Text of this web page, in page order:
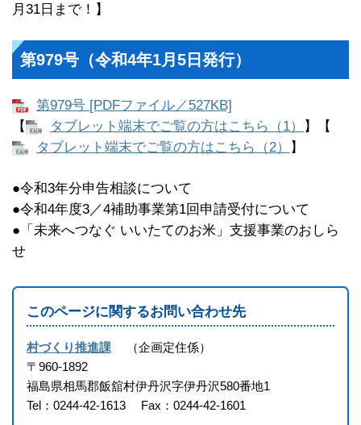
月31日まで！】
第979号（令和4年1月5日発行）
第979号 [PDFファイル／527KB]
【
タブレット端末でご覧の方はこちら（1）
】【
タブレット端末でご覧の方はこちら（2）
】
●令和3年分申告相談について
●令和4年度3／4補助事業第1回申請受付について
●「未来へつなぐ いいたてのお米」支援事業のおしら
せ
このページに関するお問い合わせ先
村づくり推進課
企画定住係
〒960-1892
福島県相馬郡飯舘村伊丹沢字伊丹沢580番地1
Tel：0244-42-1613
Fax：0244-42-1601